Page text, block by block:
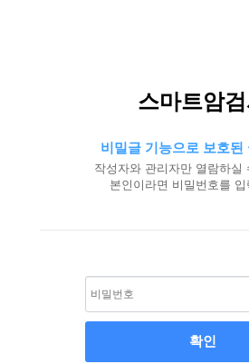
스마트암
비밀글 기능으로 보호된
작성자와 관리자만 열람하실
본인이라면 비밀번호를 입